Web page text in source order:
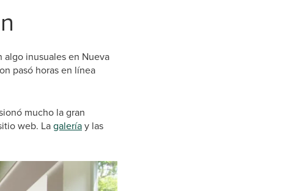
inusuales en Nueva
pasó horas en línea
mucho la gran
web. Lagaleríay las